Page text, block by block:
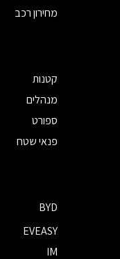
מחירון רכב
קטנות
מנהלים
ספורט
פנאי שטח
BYD
EVEASY
IM